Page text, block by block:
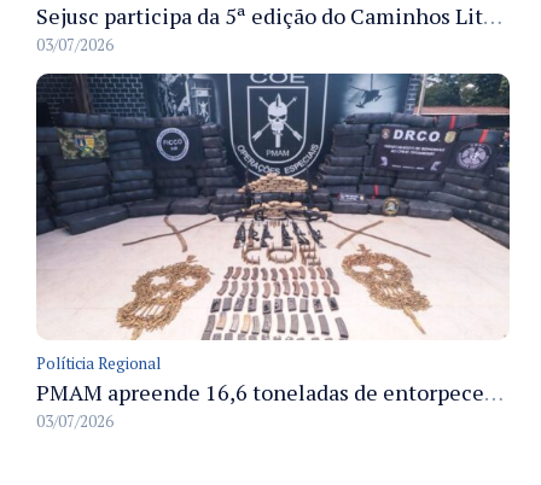
Sejusc participa da 5ª edição do Caminhos Literários com foco na cultura hip-hop nas unidades socioeducativas
03/07/2026
Políticia Regional
PMAM apreende 16,6 toneladas de entorpecentes e registra aumento nas prisões em flagrante e nas capturas de foragidos no primeiro semestre de 2026
03/07/2026